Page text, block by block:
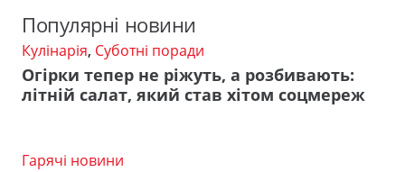
Популярні новини
Кулінарія, Суботні поради
Огірки тепер не ріжуть, а розбивають:
літній салат, який став хітом соцмереж
Гарячі новини